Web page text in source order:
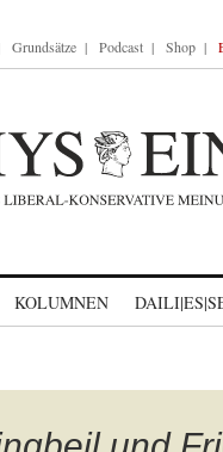
Grundsätze Podcast Shop
KOLUMNEN